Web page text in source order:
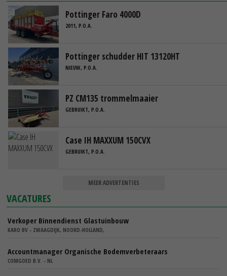
Pottinger Faro 4000D
2011, P.O.A.
Pottinger schudder HIT 13120HT
NIEUW, P.O.A.
PZ CM135 trommelmaaier
GEBRUIKT, P.O.A.
Case IH MAXXUM 150CVX
GEBRUIKT, P.O.A.
MEER ADVERTENTIES
VACATURES
Verkoper Binnendienst Glastuinbouw
KARO BV - ZWAAGDIJK, NOORD-HOLLAND,
Accountmanager Organische Bodemverbeteraars
COMGOED B.V. - NL